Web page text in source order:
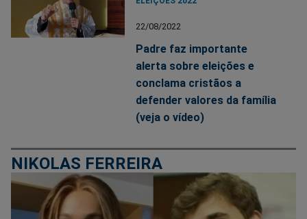
22/08/2022
Padre faz importante
alerta sobre eleições e
conclama cristãos a
defender valores da família
(veja o vídeo)
NIKOLAS FERREIRA